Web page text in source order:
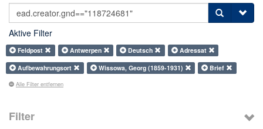
Aktive Filter
Feldpost Antwerpen Deutsch
Adressat
Aufbewahrungsort
Wissowa, Georg (1859-1931) Brief
Alle Filter entfernen
Filter